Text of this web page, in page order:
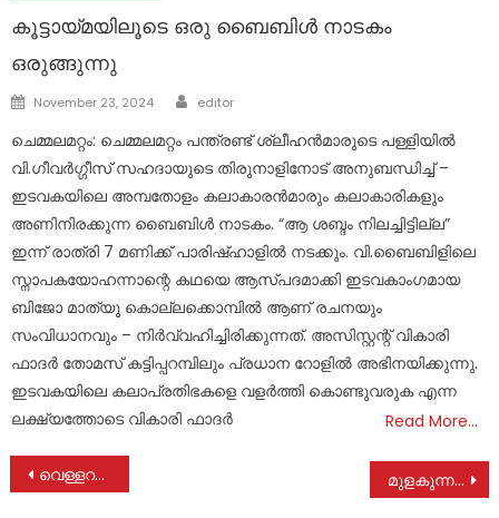
കൂട്ടായ്മയിലൂടെ ഒരു ബൈബിൾ നാടകം
ഒരുങ്ങുന്നു
Posted
November 23, 2024 Author
editor
ചെമ്മലമറ്റം: ചെമ്മലമറ്റം പന്ത്രണ്ട് ശ്ലീഹൻമാരുടെ പള്ളിയിൽ
വി.ഗീവർഗ്ഗീസ് സഹദായുടെ തിരുനാളിനോട് അനുബന്ധിച്ച് –
ഇടവകയിലെ അമ്പതോളം കലാകാരൻമാരും കലാകാരികളും
അണിനിരക്കുന്ന ബൈബിൾ നാടകം. “ആ ശബ്ദം നിലച്ചിട്ടില്ല”
ഇന്ന് രാത്രി 7 മണിക്ക് പാരിഷ്ഹാളിൽ നടക്കും. വി.ബൈബിളിലെ
സ്നാപകയോഹന്നാന്റെ കഥയെ ആസ്പദമാക്കി ഇടവകാംഗമായ
ബിജോ മാത്യൂ കൊല്ലക്കൊമ്പിൽ ആണ് രചനയും
സംവിധാനവും – നിർവ്വഹിച്ചിരിക്കുന്നത്. അസിസ്റ്റന്റ് വികാരി
ഫാദർ തോമസ് കട്ടിപ്പറമ്പിലും പ്രധാന റോളിൽ അഭിനയിക്കുന്നു.
ഇടവകയിലെ കലാപ്രതിഭകളെ വളർത്തി കൊണ്ടുവരുക എന്ന
ലക്ഷ്യത്തോടെ വികാരി ഫാദർ
Read More…
Post
വെള്ളറയിൽ കൃഷ്ണകുമാരി നിര്യാതയായി മുളകുന്നത്ത് ജാനകിയമ്മ നിര്യാതയായി